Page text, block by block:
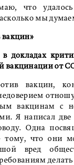
что удалось
мы
вакцин»
докладах
вакцинации от
вакцин,
вакцинам с
Я написал две
Одна
тому, что они
вред